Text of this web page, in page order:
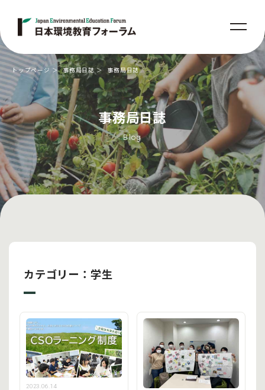
事務局日誌
Blog
トップページ 事務局日誌 事務局日誌
カテゴリー：学生
2023.06.14